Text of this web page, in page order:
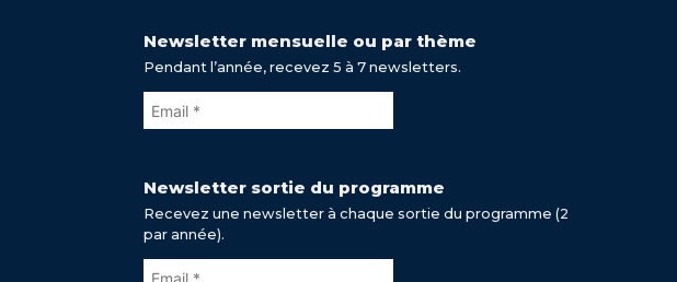
Newsletter mensuelle ou par thème
Pendant l’année, recevez 5 à 7 newsletters.
Newsletter sortie du programme
Recevez une newsletter à chaque sortie du programme (2
par année).